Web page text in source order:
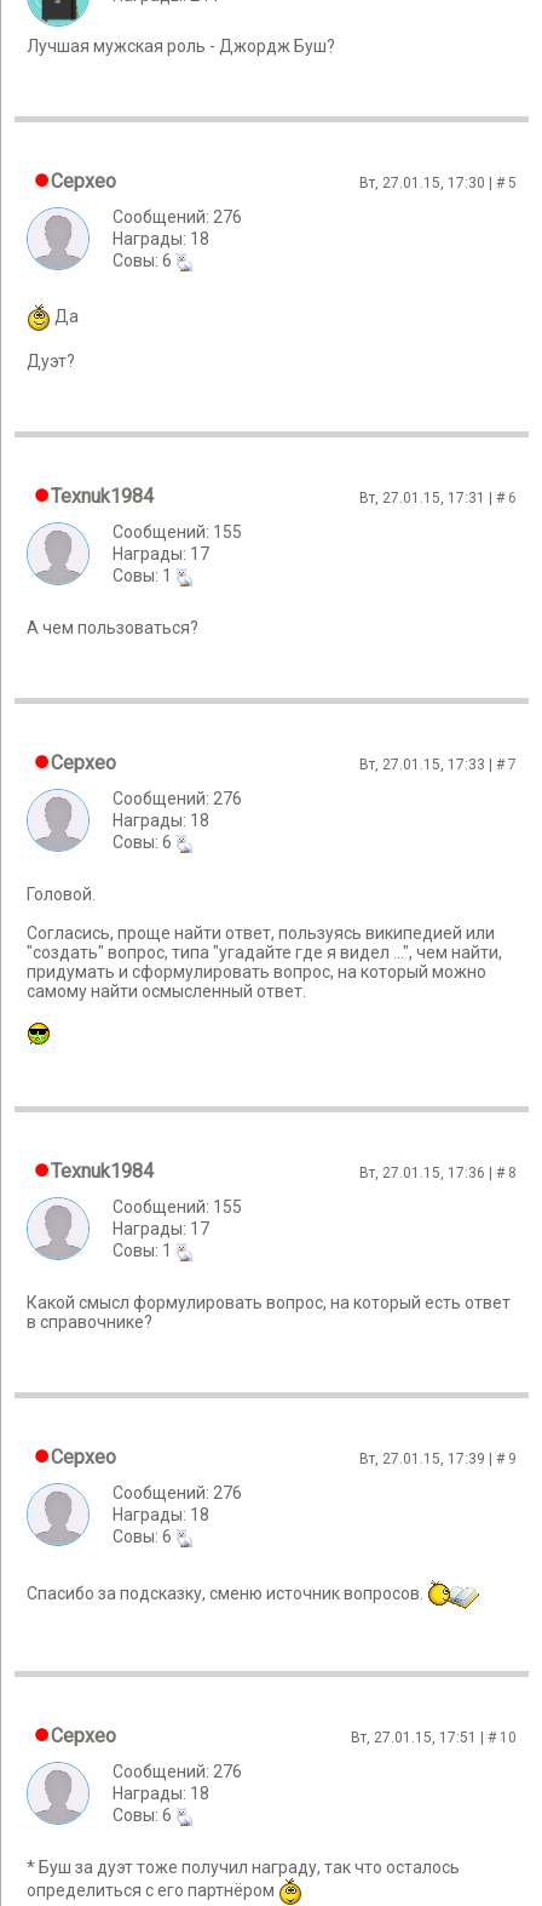
Лучшая мужская роль - Джордж Буш?
Cepxeo Вт, 27.01.15, 17:30 | #5
Сообщений: 276
Награды: 18
Cовы: 6
Да
Дуэт?
Texnuk1984 Вт, 27.01.15, 17:31 | # 6
Сообщений: 155
Награды: 17
Cовы: 1
А чем пользоваться?
Cepxeo Вт, 27.01.15, 17:33 | #7
Сообщений: 276
Награды: 18
Cовы: 6
Головой.
Согласись, проще найти ответ, пользуясь википедией или
"создать" вопрос, типа "угадайте где я видел ...", чем найти,
придумать и сформулировать вопрос, на который можно
самому найти осмысленный ответ.
Texnuk1984 Вт, 27.01.15, 17:36 | # 8
Сообщений: 155
Награды: 17
Cовы: 1
Какой смысл формулировать вопрос, на который есть ответ
в справочнике?
Cepxeo Вт, 27.01.15, 17:39 | # 9
Сообщений: 276
Награды: 18
Cовы: 6
Спасибо за подсказку, сменю источник вопросов.
Cepxeo Вт, 27.01.15, 17:51 | # 10
Сообщений: 276
Награды: 18
Cовы: 6
* Буш за дуэт тоже получил награду, так что осталось
определиться с его партнёром